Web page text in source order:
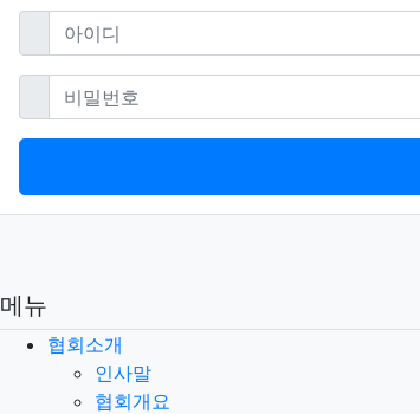
아이디필수
비밀번호필수
메뉴
협회소개
인사말
협회개요